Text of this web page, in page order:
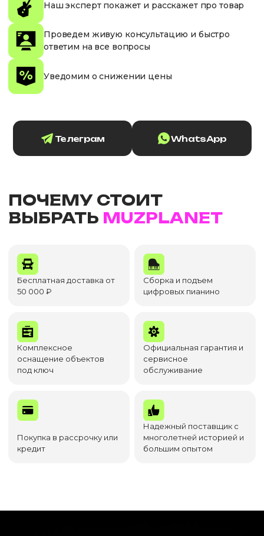
Наш эксперт покажет и расскажет про товар
Проведем живую консультацию и быстро
ответим на все вопросы
Уведомим о снижении цены
Телеграм WhatsApp
ПОЧЕМУ СТОИТ
ВЫБРАТЬ MUZPLANET
Бесплатная доставка от
50 000 ₽
Сборка и подъем
цифровых пианино
Комплексное
оснащение объектов
под ключ
Официальная гарантия и
сервисное
обслуживание
Покупка в рассрочку или
кредит
Надежный поставщик с
многолетней историей и
большим опытом